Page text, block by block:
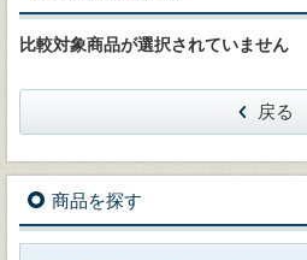
比較対象商品が選択されていません
戻る
商品を探す